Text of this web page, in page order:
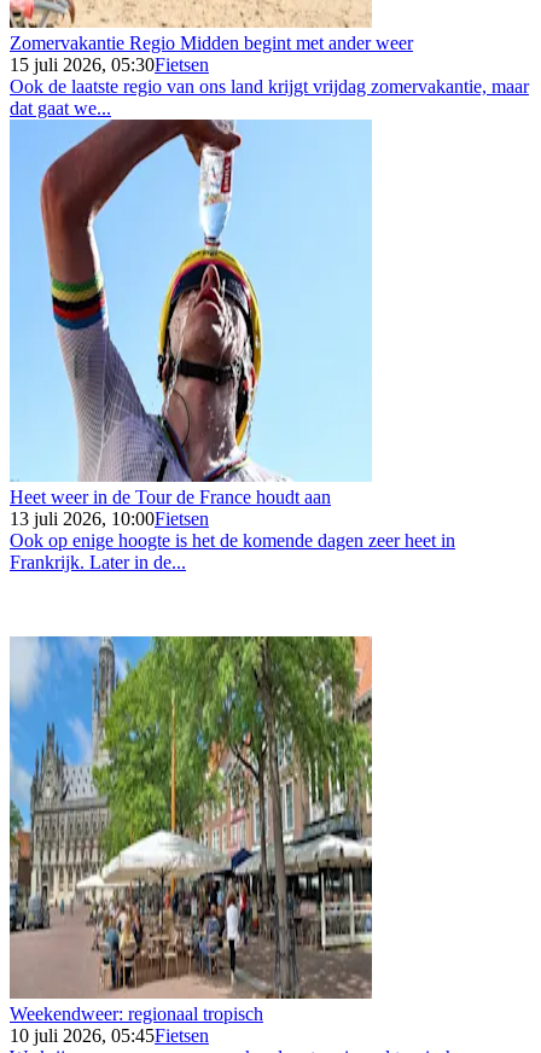
Zomervakantie Regio Midden begint met ander weer
15 juli 2026, 05:30Fietsen
Ook de laatste regio van ons land krijgt vrijdag zomervakantie, maar
dat gaat we...
Heet weer in de Tour de France houdt aan
13 juli 2026, 10:00Fietsen
Ook op enige hoogte is het de komende dagen zeer heet in
Frankrijk. Later in de...
Weekendweer: regionaal tropisch
10 juli 2026, 05:45Fietsen